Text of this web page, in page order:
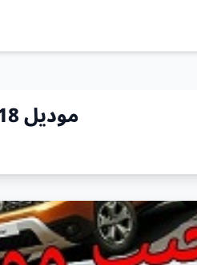
للإيجار جيب ‎JEEB DACIA DUSTER موديل 2018